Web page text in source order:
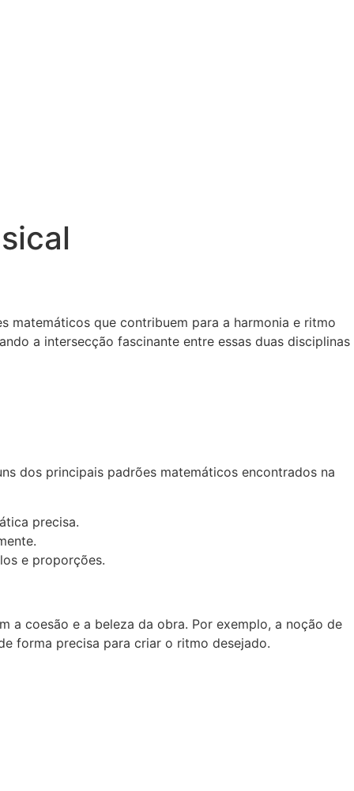
matemáticos que contribuem para a harmonia e ritmo
a intersecção fascinante entre essas duas disciplinas
dos principais padrões matemáticos encontrados na
precisa.
e proporções.
a coesão e a beleza da obra. Por exemplo, a noção de
forma precisa para criar o ritmo desejado.